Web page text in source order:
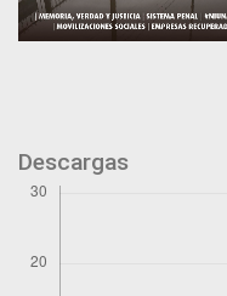
Descargas